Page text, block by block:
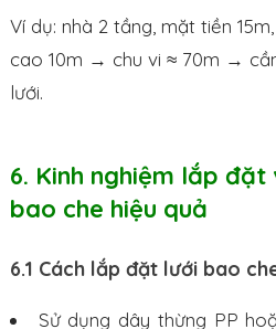
Ví dụ: nhà 2 tầng, mặt tiền
cao 10m → chu vi ≈ 70m →
lưới.
6. Kinh nghiệm lắp
bao che hiệu quả
6.1 Cách lắp đặt lưới bao
Sử dụng dây thừng PP